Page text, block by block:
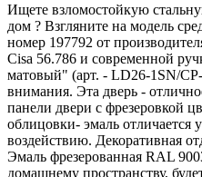
Ищете взломостойкую
дом ? Взгляните на модель
номер 197792 от
Cisa 56.786 и современной
матовый" (арт. - LD26-1SN/
внимания. Эта дверь -
панели двери с фрезеровкой
облицовки- эмаль
воздействию. Декоративная
Эмаль фрезерованная RAL
домашнему пространству,